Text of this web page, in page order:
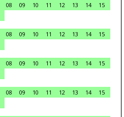
08 09 10 11 12 13 14
15
08 09 10 11 12 13 14
15
08 09 10 11 12 13 14
15
08 09 10 11 12 13 14
15